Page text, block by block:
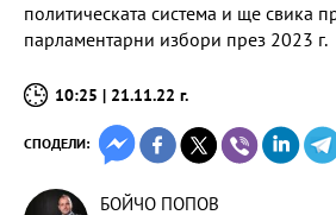
политическата система и ще свика
парламентарни избори през 2023 г.
10:25 | 21.11.22 г.
СПОДЕЛИ:
БОЙЧО ПОПОВ